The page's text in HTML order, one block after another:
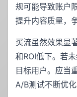
规可能导致账户
提升内容质量，
买流虽然效果显
和ROI低下。若
目标用户。应当
A/B测试不断优化